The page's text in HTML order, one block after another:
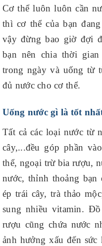
Cơ thể luôn luôn cần
thì cơ thể của bạn
vậy đừng bao giờ đợi
bạn nên chia thời
trong ngày và uống từ
đủ nước cho cơ thể.
Uống nước gì là tốt
Tất cả các loại nước từ
cây,...đều góp phần
thể, ngoại trừ bia rượu,
nước, thỉnh thoảng bạn
ép trái cây, trà thảo
sung nhiều vitamin.
rượu cũng chứa nước
ảnh hưởng xấu đến sức